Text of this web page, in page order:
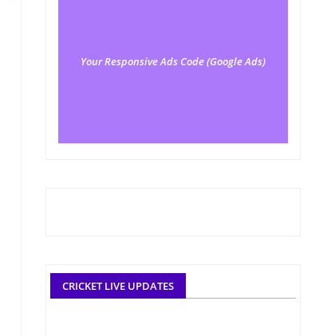
Your Responsive Ads Code (Google Ads)
CRICKET LIVE UPDATES